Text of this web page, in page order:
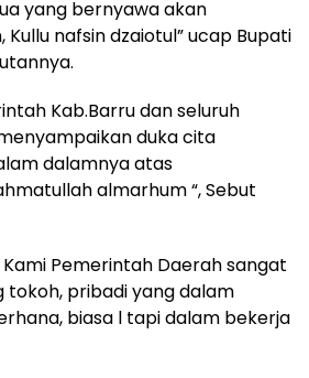
yang bernyawa akan
nafsin dzaiotul” ucap Bupati
Kab.Barru dan seluruh
duka cita
dalamnya atas
almarhum “, Sebut
Kami Pemerintah Daerah sangat
tokoh, pribadi yang dalam
biasa l tapi dalam bekerja